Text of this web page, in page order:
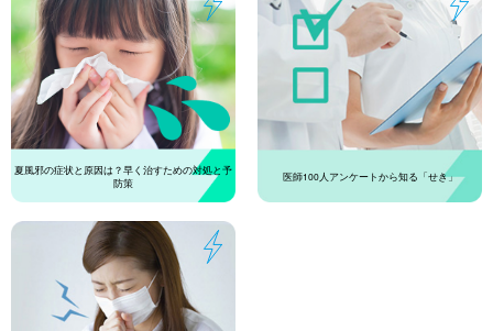
夏風邪の症状と原因は？早く治すための対処と予
防策
医師100人アンケートから知る「せき」